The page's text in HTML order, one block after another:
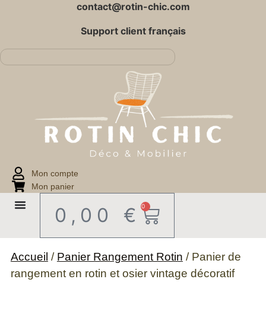
contact@rotin-chic.com
Support client français
Mon compte
Mon panier
0,00 €0
Accueil / Panier Rangement Rotin / Panier de
rangement en rotin et osier vintage décoratif